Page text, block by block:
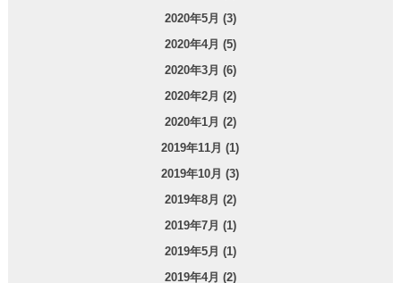
2020年5月 (3)
2020年4月 (5)
2020年3月 (6)
2020年2月 (2)
2020年1月 (2)
2019年11月 (1)
2019年10月 (3)
2019年8月 (2)
2019年7月 (1)
2019年5月 (1)
2019年4月 (2)